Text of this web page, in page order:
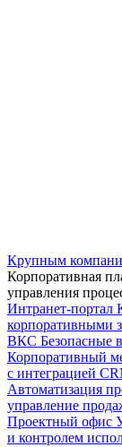
Крупным
Корпоративная
управления
Интранет-портал
корпоративными
ВКС Безопасные
Корпоративный
с интеграцией
Автоматизация
управление
Проектный офис
и контролем